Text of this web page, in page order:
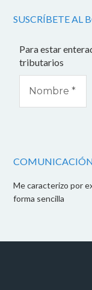
SUSCRÍBETE AL
Para estar
tributarios
Me caracterizo por
forma sencilla